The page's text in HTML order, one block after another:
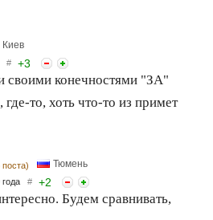
Киев
# +3
своими конечностями "ЗА"
где-то, хоть что-то из примет
поста) Тюмень
года # +2
Будем сравнивать,